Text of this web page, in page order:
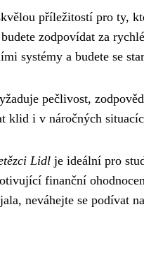
příležitostí pro ty,
zodpovídat za
systémy a budete se
pečlivost,
klid i v náročných
Lidl je ideální pro
finanční
neváhejte se podívat na